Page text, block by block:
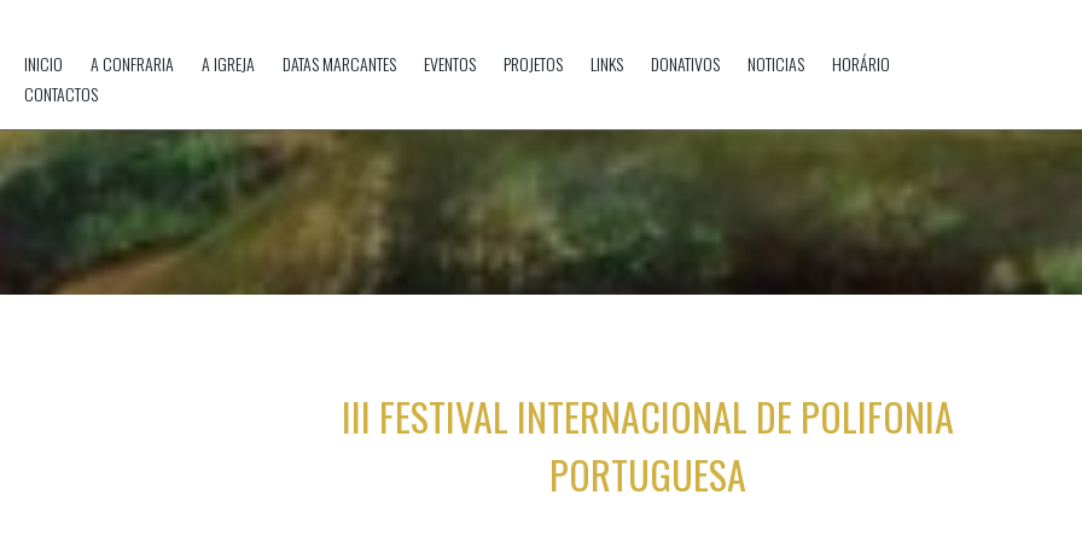
INICIO A CONFRARIA A IGREJA DATAS MARCANTES EVENTOS PROJETOS LINKS DONATIVOS NOTICIAS
HORÁRIO
CONTACTOS
III FESTIVAL INTERNACIONAL DE POLIFONIA
PORTUGUESA